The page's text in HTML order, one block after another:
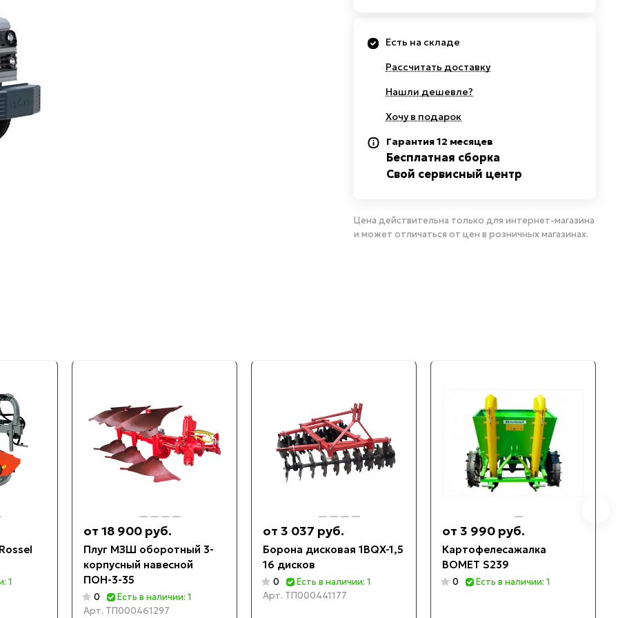
Есть на складе
Рассчитать доставку
Нашли дешевле?
Хочу в подарок
Гарантия 12 месяцев
Бесплатная сборка
Свой сервисный центр
Цена действительна только для интернет-магазина
и может отличаться от цен в розничных магазинах.
1
от 18 900 руб.
Плуг МЗШ оборотный 3-
корпусный навесной
ПОН-3-35
0
Есть в наличии: 1
Арт. ТП000461297
от 3 037 руб.
Борона дисковая 1BQX-1,5
16 дисков
0
Есть в наличии: 1
Арт. ТП000441177
от 3 990 руб.
Картофелесажалка
BOMET S239
0 Есть в наличии: 1